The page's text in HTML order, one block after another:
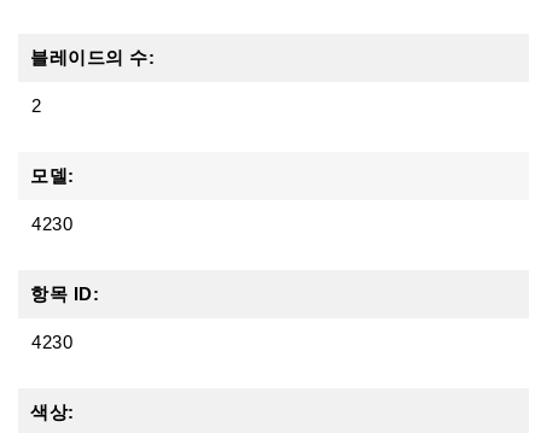
블레이드의 수:
2
모델:
4230
항목 ID:
4230
색상: